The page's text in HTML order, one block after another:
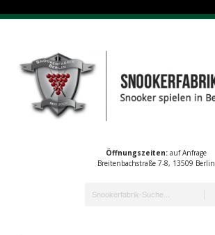
Öffnungszeiten:auf Anfrage
Breitenbachstraße 7-8, 13509 Berlin